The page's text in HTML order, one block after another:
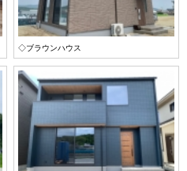
◇ブラウンハウス